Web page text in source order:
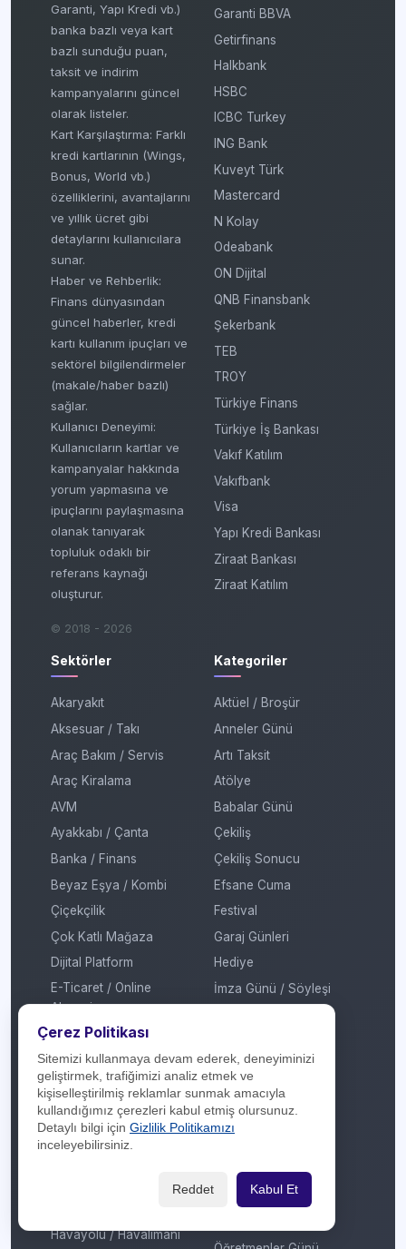
Garanti, Yapı Kredi vb.)
banka bazlı veya kart
bazlı sunduğu puan,
taksit ve indirim
kampanyalarını güncel
olarak listeler.
Kart Karşılaştırma: Farklı
kredi kartlarının (Wings,
Bonus, World vb.)
özelliklerini, avantajlarını
ve yıllık ücret gibi
detaylarını kullanıcılara
sunar.
Haber ve Rehberlik:
Finans dünyasından
güncel haberler, kredi
kartı kullanım ipuçları ve
sektörel bilgilendirmeler
(makale/haber bazlı)
sağlar.
Kullanıcı Deneyimi:
Kullanıcıların kartlar ve
kampanyalar hakkında
yorum yapmasına ve
ipuçlarını paylaşmasına
olanak tanıyarak
topluluk odaklı bir
referans kaynağı
oluşturur.
© 2018 - 2026
Garanti BBVA
Getirfinans
Halkbank
HSBC
ICBC Turkey
ING Bank
Kuveyt Türk
Mastercard
N Kolay
Odeabank
ON Dijital
QNB Finansbank
Şekerbank
TEB
TROY
Türkiye Finans
Türkiye İş Bankası
Vakıf Katılım
Vakıfbank
Visa
Yapı Kredi Bankası
Ziraat Bankası
Ziraat Katılım
Sektörler
Akaryakıt
Aksesuar / Takı
Araç Bakım / Servis
Araç Kiralama
AVM
Ayakkabı / Çanta
Banka / Finans
Beyaz Eşya / Kombi
Çiçekçilik
Çok Katlı Mağaza
Dijital Platform
E-Ticaret / Online
Alışveriş
Eğitim / Kırtasiye
Elektrikli Araç Şarj
İstasyonu
Elektronik
Enerji
Ev Tekstili
Havayolu / Havalimanı
Kategoriler
Aktüel / Broşür
Anneler Günü
Artı Taksit
Atölye
Babalar Günü
Çekiliş
Çekiliş Sonucu
Efsane Cuma
Festival
Garaj Günleri
Hediye
İmza Günü / Söyleşi
Kermes
Kitap Fuarı
Konser / Sergi
Mobil Ödeme
Çerez Politikası
Sitemizi kullanmaya devam ederek, deneyiminizi
geliştirmek, trafiğimizi analiz etmek ve
kişiselleştirilmiş reklamlar sunmak amacıyla
kullandığımız çerezleri kabul etmiş olursunuz.
Detaylı bilgi için Gizlilik Politikamızı
inceleyebilirsiniz.
Reddet Kabul Et